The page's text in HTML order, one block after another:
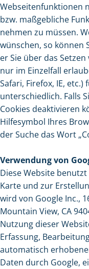
Webseitenfunktionen
bzw. maßgebliche
nehmen zu müssen.
wünschen, so können
er Sie über das
nur im Einzelfall
Safari, Firefox, IE,
unterschiedlich. Falls
Cookies deaktivieren
Hilfesymbol Ihres
der Suche das Wort
Verwendung von
Diese Website
Karte und zur
wird von Google Inc.,
Mountain View, CA
Nutzung dieser
Erfassung,
automatisch
Daten durch Google,